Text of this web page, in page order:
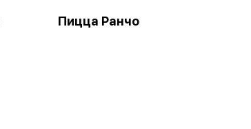
Пицца Ранчо